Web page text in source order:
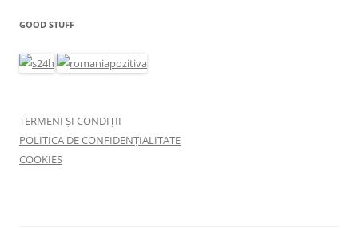
GOOD STUFF
TERMENI ȘI CONDIȚII
POLITICA DE CONFIDENȚIALITATE
COOKIES